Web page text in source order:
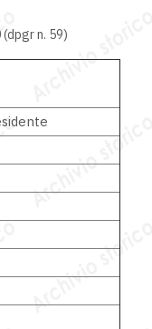
n. 59)